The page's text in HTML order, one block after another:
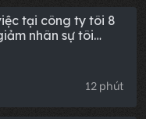
tại công ty tôi 8
nhân sự tôi
cô nghỉ hưu, cô
'Tổng giám đốc,
trong văn phòng
do vợ cũ ngài lắp
12 phút